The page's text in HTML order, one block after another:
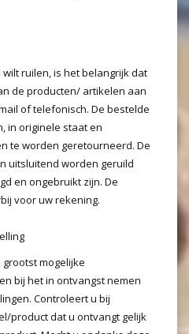
ruilen, is het belangrijk dat
de producten/ artikelen aan
of telefonisch. De bestelde
in originele staat en
te worden geretourneerd. De
uitsluitend worden geruild
en ongebruikt zijn. De
voor uw rekening.
mogelijke
bij het in ontvangst nemen
Controleert u bij
product dat u ontvangt gelijk